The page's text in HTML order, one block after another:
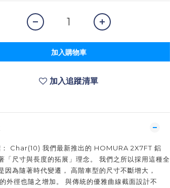
加入購物車
加入追蹤清單
： Char(10) 我們最新推出的 HOMURA 2X7FT 鋁
「尺寸與長度的拓展」理念。 我們之所以採用這種全
因為隨著時代變遷， 高階車型的尺寸不斷增大，
外徑也隨之增加。 與傳統的優雅曲線截面設計不